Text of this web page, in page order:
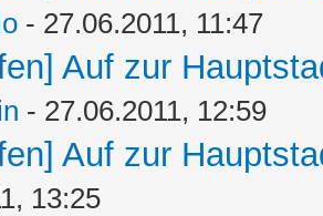
- 27.06.2011, 11:47
Auf zur
- 27.06.2011, 12:59
Auf zur
13:25